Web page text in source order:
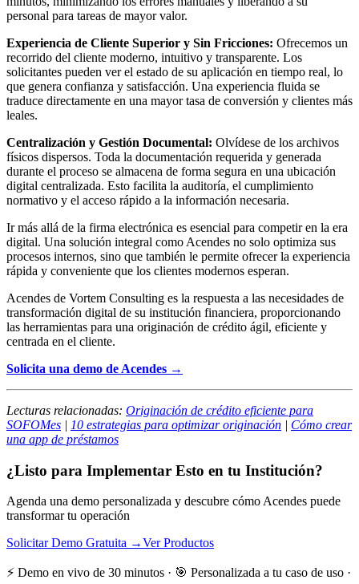
personal para tareas de mayor valor.
Experiencia de Cliente Superior y Sin Fricciones: Ofrecemos un
recorrido del cliente moderno, intuitivo y transparente. Los
solicitantes pueden ver el estado de su aplicación en tiempo real, lo
que genera confianza y satisfacción. Una experiencia fluida se
traduce directamente en una mayor tasa de conversión y clientes más
leales.
Centralización y Gestión Documental: Olvídese de los archivos
físicos dispersos. Toda la documentación requerida y generada
durante el proceso se almacena de forma segura en una ubicación
digital centralizada. Esto facilita la auditoría, el cumplimiento
normativo y el acceso rápido a la información necesaria.
Ir más allá de la firma electrónica es esencial para competir en la era
digital. Una solución integral como Acendes no solo optimiza sus
procesos internos, sino que también le permite ofrecer la experiencia
rápida y conveniente que los clientes modernos esperan.
Acendes de Vortem Consulting es la respuesta a las necesidades de
transformación digital de su institución financiera, proporcionando
las herramientas para una originación de crédito ágil, eficiente y
centrada en el cliente.
Solicita una demo de Acendes →
Lecturas relacionadas: Originación de crédito eficiente para
SOFOMes | 10 estrategias para optimizar originación | Cómo crear
una app de préstamos
¿Listo para Implementar Esto en tu Institución?
Agenda una demo personalizada y descubre cómo Acendes puede
transformar tu operación
Solicitar Demo Gratuita →Ver Productos
⚡ Demo en vivo de 30 minutos · 🎯 Personalizada a tu caso de uso ·